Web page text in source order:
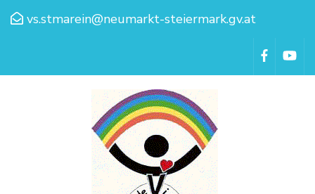
vs.stmarein@neumarkt-steiermark.gv.at